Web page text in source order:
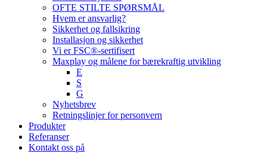
OFTE STILTE SPØRSMÅL
Hvem er ansvarlig?
Sikkerhet og fallsikring
Installasjon og sikkerhet
Vi er FSC®-sertifisert
Maxplay og målene for bærekraftig utvikling
E
S
G
Nyhetsbrev
Retningslinjer for personvern
Produkter
Referanser
Kontakt oss på